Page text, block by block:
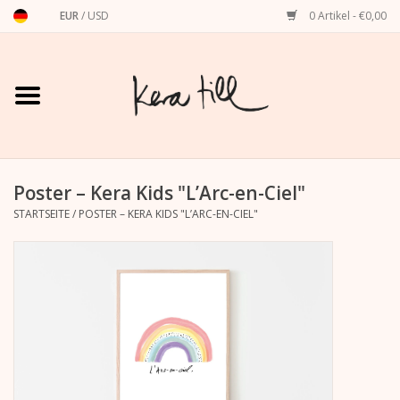
EUR/ USD 0 Artikel - €0,00
Startseite
Art Prints
Poster – Kera Kids "L’Arc-en-Ciel"
STARTSEITE/ POSTER – KERA KIDS "L’ARC-EN-CIEL"